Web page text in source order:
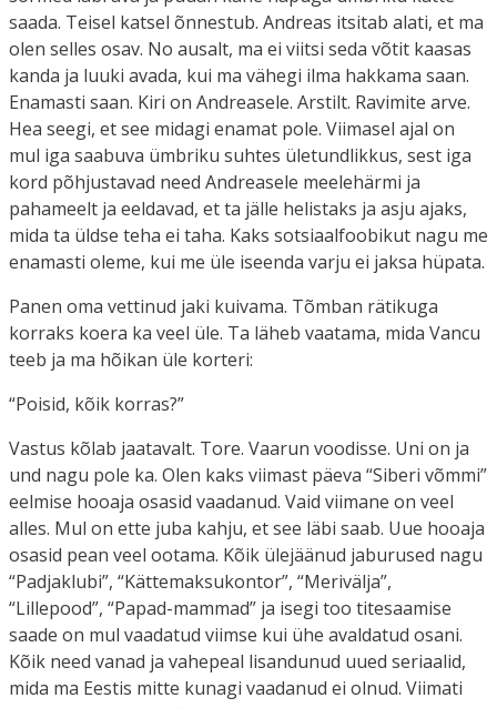
saada. Teisel katsel õnnestub. Andreas itsitab alati, et ma
olen selles osav. No ausalt, ma ei viitsi seda võtit kaasas
kanda ja luuki avada, kui ma vähegi ilma hakkama saan.
Enamasti saan. Kiri on Andreasele. Arstilt. Ravimite arve.
Hea seegi, et see midagi enamat pole. Viimasel ajal on
mul iga saabuva ümbriku suhtes ületundlikkus, sest iga
kord põhjustavad need Andreasele meelehärmi ja
pahameelt ja eeldavad, et ta jälle helistaks ja asju ajaks,
mida ta üldse teha ei taha. Kaks sotsiaalfoobikut nagu me
enamasti oleme, kui me üle iseenda varju ei jaksa hüpata.
Panen oma vettinud jaki kuivama. Tõmban rätikuga
korraks koera ka veel üle. Ta läheb vaatama, mida Vancu
teeb ja ma hõikan üle korteri:
“Poisid, kõik korras?”
Vastus kõlab jaatavalt. Tore. Vaarun voodisse. Uni on ja
und nagu pole ka. Olen kaks viimast päeva “Siberi võmmi”
eelmise hooaja osasid vaadanud. Vaid viimane on veel
alles. Mul on ette juba kahju, et see läbi saab. Uue hooaja
osasid pean veel ootama. Kõik ülejäänud jaburused nagu
“Padjaklubi”, “Kättemaksukontor”, “Merivälja”,
“Lillepood”, “Papad-mammad” ja isegi too titesaamise
saade on mul vaadatud viimse kui ühe avaldatud osani.
Kõik need vanad ja vahepeal lisandunud uued seriaalid,
mida ma Eestis mitte kunagi vaadanud ei olnud. Viimati